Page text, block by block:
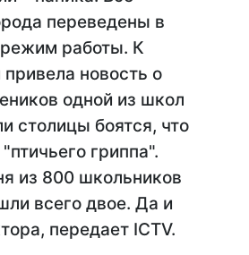
переведены в
работы. К
новость о
одной из школ
столицы боятся, что
гриппа".
из 800 школьников
всего двое. Да и
передает ICTV.